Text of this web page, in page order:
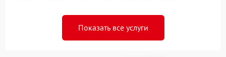
Показать все услуги